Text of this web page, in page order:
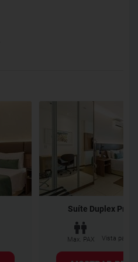
Suíte Duplex
Max. PAX Vista para a